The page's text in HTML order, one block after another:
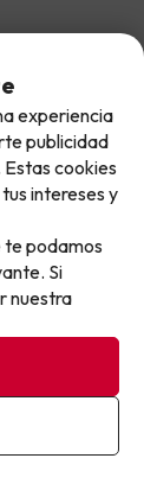
más opiniones
nuestro
lanzamos
y pagar
con la
Ti S.L.U.
la nieve en
con más
para
experiencia
publicidad
cookies
intereses y
te podamos
Si
nuestra